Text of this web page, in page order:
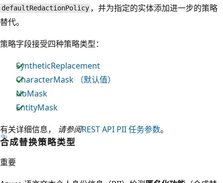
defaultRedactionPolicy ，并为指定的实体添加进一步的策略
替代。
策略字段接受四种策略类型：
SyntheticReplacement
CharacterMask （默认值）
NoMask
EntityMask
有关详细信息， 请参阅REST API PII 任务参数。
合成替换策略类型
重要